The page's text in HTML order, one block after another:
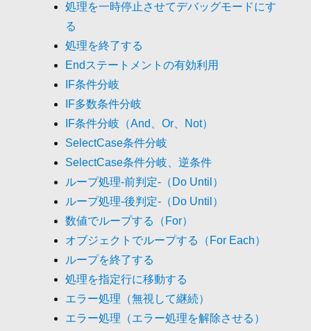
処理を一時停止させてデバッグモードにす
る
処理を終了する
Endステートメントの有効利用
IF条件分岐
IF多数条件分岐
IF条件分岐（And、Or、Not）
SelectCase条件分岐
SelectCase条件分岐、逆条件
ループ処理-前判定-（Do Until）
ループ処理-後判定-（Do Until）
数値でループする（For）
オブジェクトでループする（For Each）
ループを終了する
処理を指定行に移動する
エラー処理（無視して継続）
エラー処理（エラー処理を解除させる）